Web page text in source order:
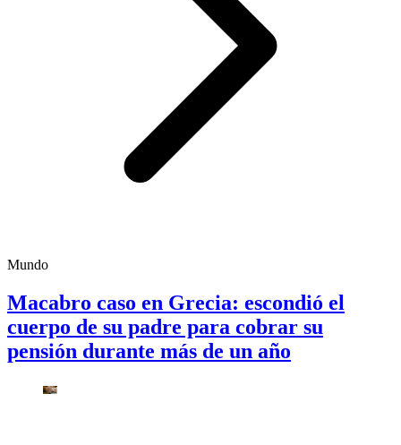
Mundo
Macabro caso en Grecia: escondió el
cuerpo de su padre para cobrar su
pensión durante más de un año